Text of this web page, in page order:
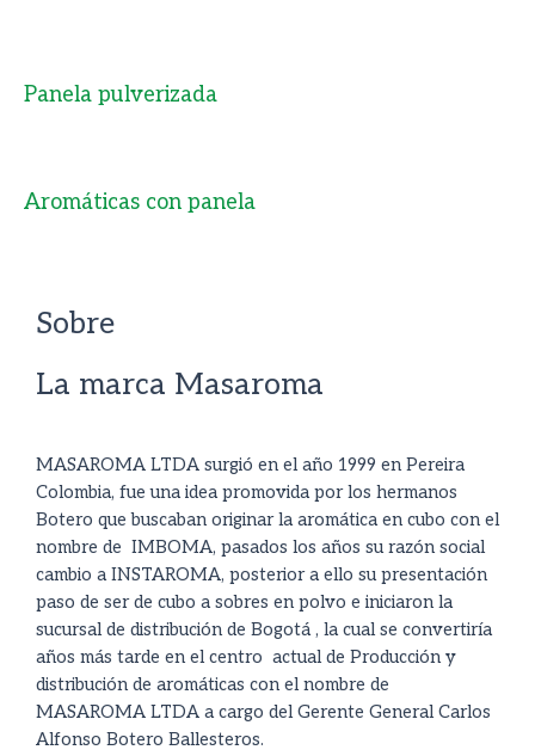
Panela pulverizada
Aromáticas con panela
Sobre
La marca Masaroma
MASAROMA LTDA surgió en el año 1999 en Pereira
Colombia, fue una idea promovida por los hermanos
Botero que buscaban originar la aromática en cubo con el
nombre de IMBOMA, pasados los años su razón social
cambio a INSTAROMA, posterior a ello su presentación
paso de ser de cubo a sobres en polvo e iniciaron la
sucursal de distribución de Bogotá , la cual se convertiría
años más tarde en el centro actual de Producción y
distribución de aromáticas con el nombre de
MASAROMA LTDA a cargo del Gerente General Carlos
Alfonso Botero Ballesteros.